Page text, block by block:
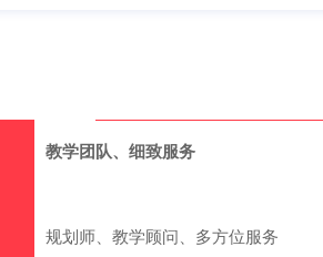
教学团队、细致服务
规划师、教学顾问、多方位服务